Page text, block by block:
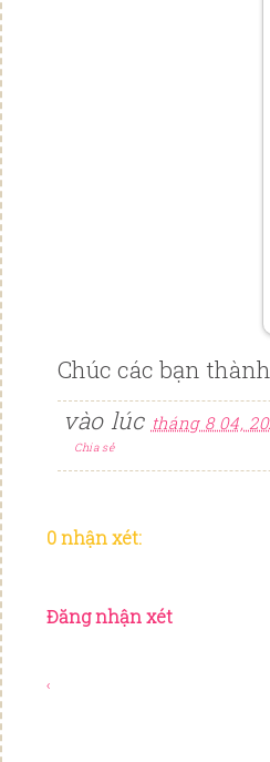
Chúc các bạn
vào lúc tháng 8 04,
Chia sẻ
0 nhận xét:
Đăng nhận xét
‹